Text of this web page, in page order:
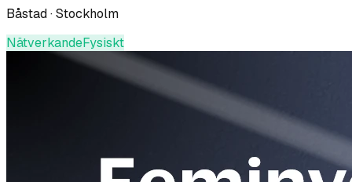
Båstad · Stockholm
NätverkandeFysiskt